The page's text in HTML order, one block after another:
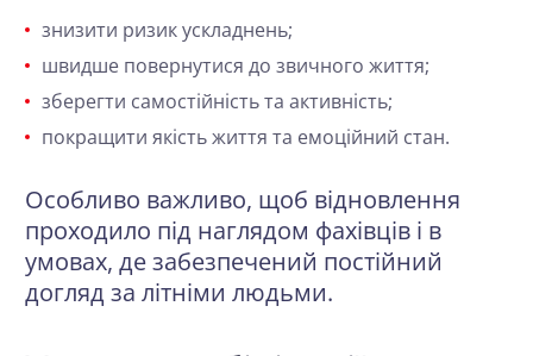
знизити ризик ускладнень;
швидше повернутися до звичного життя;
зберегти самостійність та активність;
покращити якість життя та емоційний стан.
Особливо важливо, щоб відновлення
проходило під наглядом фахівців і в
умовах, де забезпечений постійний
догляд за літніми людьми.